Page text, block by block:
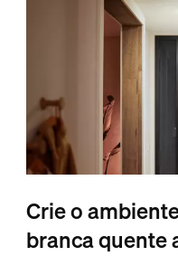
Crie o
branca quente